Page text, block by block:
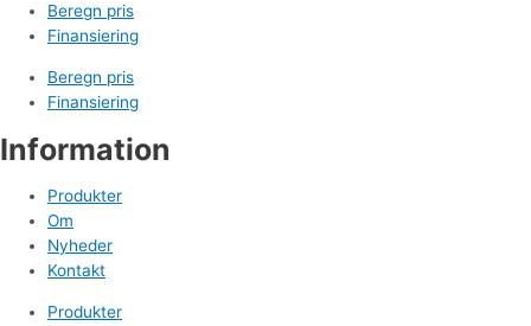
Beregn pris
Finansiering
Beregn pris
Finansiering
Information
Produkter
Om
Nyheder
Kontakt
Produkter